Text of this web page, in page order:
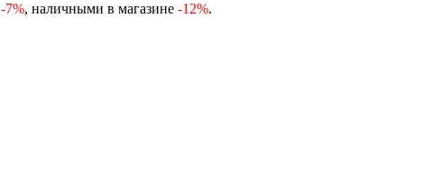
-7%, наличными в магазине -12%.